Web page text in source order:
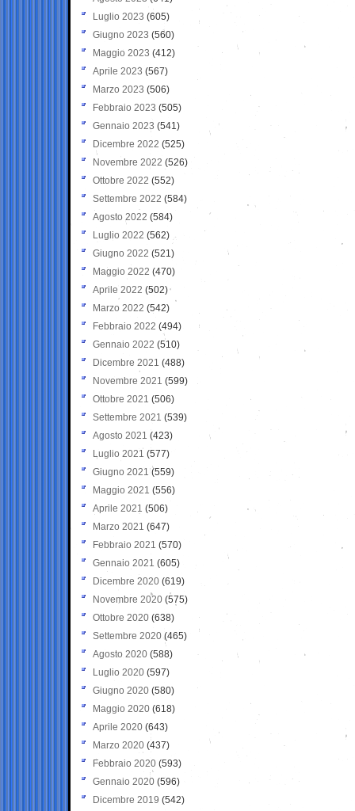
Luglio 2023 (605)
Giugno 2023 (560)
Maggio 2023 (412)
Aprile 2023 (567)
Marzo 2023 (506)
Febbraio 2023 (505)
Gennaio 2023 (541)
Dicembre 2022 (525)
Novembre 2022 (526)
Ottobre 2022 (552)
Settembre 2022 (584)
Agosto 2022 (584)
Luglio 2022 (562)
Giugno 2022 (521)
Maggio 2022 (470)
Aprile 2022 (502)
Marzo 2022 (542)
Febbraio 2022 (494)
Gennaio 2022 (510)
Dicembre 2021 (488)
Novembre 2021 (599)
Ottobre 2021 (506)
Settembre 2021 (539)
Agosto 2021 (423)
Luglio 2021 (577)
Giugno 2021(559)
Maggio 2021 (556)
Aprile 2021 (506)
Marzo 2021 (647)
Febbraio 2021 (570)
Gennaio 2021 (605)
Dicembre 2020 (619)
Novembre 2020 (575)
Ottobre 2020 (638)
Settembre 2020(465)
Agosto 2020 (588)
Luglio 2020 (597)
Giugno 2020 (580)
Maggio 2020 (618)
Aprile 2020 (643)
Marzo 2020 (437)
Febbraio 2020 (593)
Gennaio 2020 (596)
Dicembre 2019 (542)